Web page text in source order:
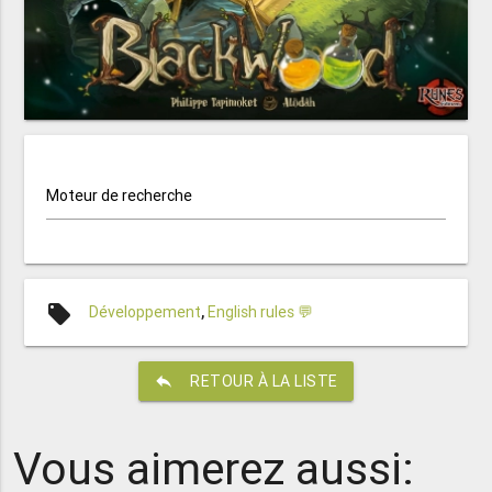
Moteur de recherche
local_offer Développement,English rules 💬
reply RETOUR À LA LISTE
Vous aimerez aussi: